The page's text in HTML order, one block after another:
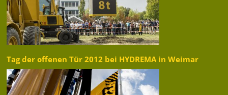
Tag der offenen Tür 2012 bei HYDREMA in Weimar